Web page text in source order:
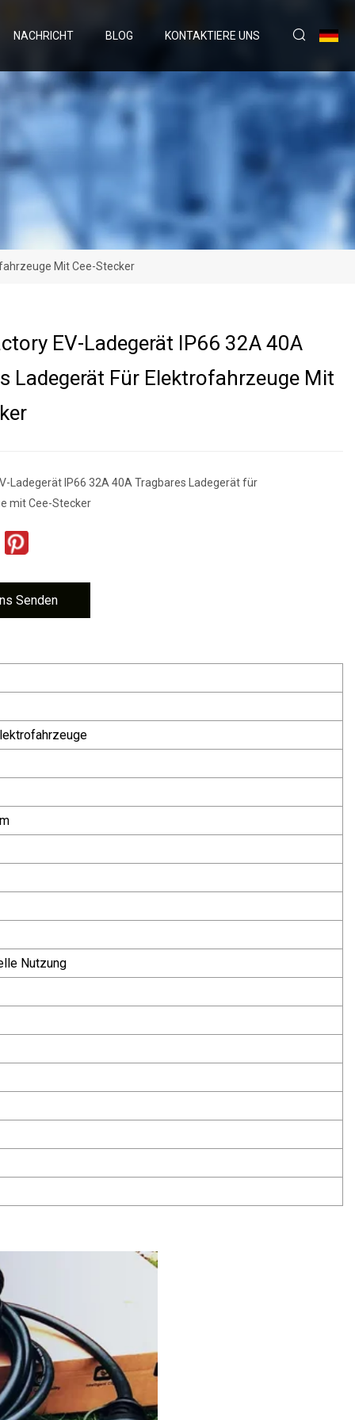
NACHRICHT BLOG KONTAKTIERE UNS
Mit Cee-Stecker
EV-Ladegerät IP66 32A 40A
Ladegerät Für Elektrofahrzeuge Mit
Ladegerät IP66 32A 40A Tragbares Ladegerät für
mit Cee-Stecker
Senden
Nutzung